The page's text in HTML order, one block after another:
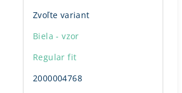
Zvoľte variant
Biela - vzor
Regular fit
2000004768